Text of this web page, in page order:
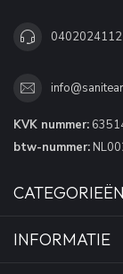
0402024112
KVK nummer:
btw-nummer:
CATEGORIEËN
INFORMATIE